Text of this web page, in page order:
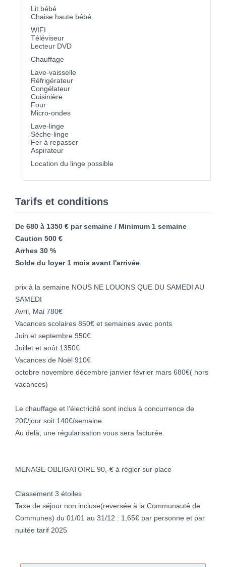
Lit bébé
Chaise haute bébé
WIFI
Téléviseur
Lecteur DVD
Chauffage
Lave-vaisselle
Réfrigérateur
Congélateur
Cuisinière
Four
Micro-ondes
Lave-linge
Sèche-linge
Fer à repasser
Aspirateur
Location du linge possible
Tarifs et conditions
De 680 à 1350 € par semaine / Minimum 1 semaine
Caution 500 €
Arrhes 30 %
Solde du loyer 1 mois avant l'arrivée
prix à la semaine NOUS NE LOUONS QUE DU SAMEDI AU
SAMEDI
Avril, Mai 780€
Vacances scolaires 850€ et semaines avec ponts
Juin et septembre 950€
Juillet et août 1350€
Vacances de Noël 910€
octobre novembre décembre janvier février mars 680€( hors
vacances)
Le chauffage et l’électricité sont inclus à concurrence de
20€/jour soit 140€/semaine.
Au delà, une régularisation vous sera facturée.
MENAGE OBLIGATOIRE 90,-€ à régler sur place
Classement 3 étoiles
Taxe de séjour non incluse(reversée à la Communauté de
Communes) du 01/01 au 31/12 : 1,65€ par personne et par
nuitée tarif 2025